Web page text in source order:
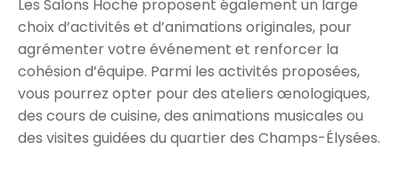
Les Salons Hoche proposent également un large
choix d’activités et d’animations originales, pour
agrémenter votre événement et renforcer la
cohésion d’équipe. Parmi les activités proposées,
vous pourrez opter pour des ateliers œnologiques,
des cours de cuisine, des animations musicales ou
des visites guidées du quartier des Champs-Élysées.